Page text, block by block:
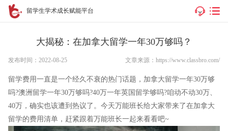
留学生学术成长赋能平台
大揭秘：在加拿大留学一年30万够吗？
发布时间：2022-08-25 文章来源：https://www.classbro.com/
留学费用一直是一个经久不衰的热门话题，加拿大留学一年30万够
吗?澳洲留学一年30万够吗?40万一年英国留学够吗?咱动不动30万、
40万，确实也该遭到热议了。今天万能班长给大家带来了在加拿大
留学的费用清单，赶紧跟着万能班长一起来看看吧~